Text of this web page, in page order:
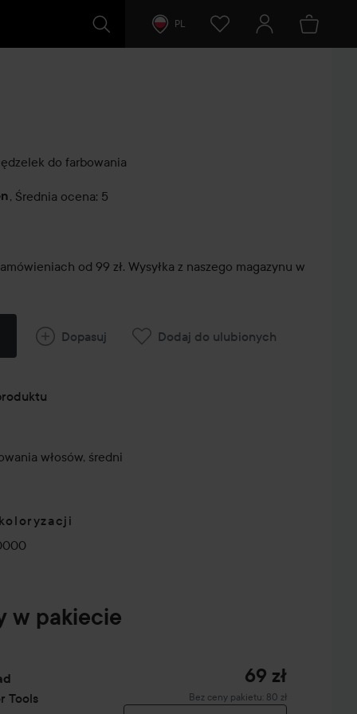
PL
do farbowania
, Średnia ocena: 5
od 99 zł. Wysyłka z naszego magazynu w
Dopasuj Dodaj do ulubionych
włosów, średni
w pakiecie
Tools
69 zł
Bez ceny pakietu: 80 zł